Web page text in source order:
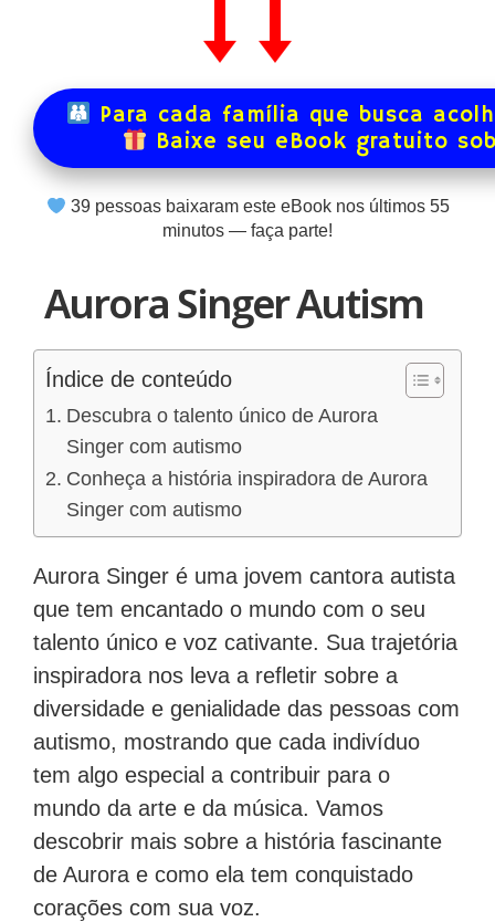
Para cada família que busca
Baixe seu eBook gratuito
39pessoas baixaram este eBook nos últimos 55
minutos — faça parte!
Aurora Singer Autism
Índice de conteúdo
Descubra o talento único de Aurora
Singer com autismo
Conheça a história inspiradora de Aurora
Singer com autismo
Aurora Singer é uma jovem cantora autista
que tem encantado o mundo com o seu
talento único e voz cativante. Sua trajetória
inspiradora nos leva a refletir sobre a
diversidade e genialidade das pessoas com
autismo, mostrando que cada indivíduo
tem algo especial a contribuir para o
mundo da arte e da música. Vamos
descobrir mais sobre a história fascinante
de Aurora e como ela tem conquistado
corações com sua voz.